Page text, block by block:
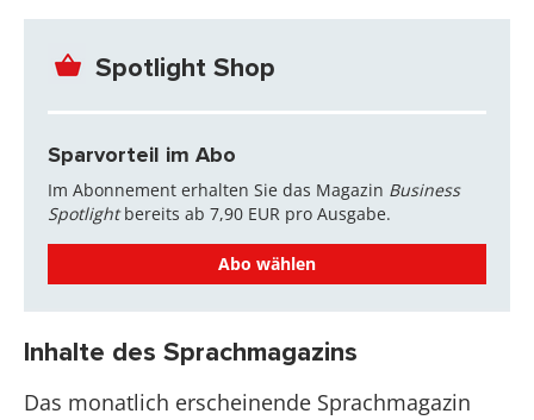
Spotlight Shop
Sparvorteil im Abo
Im Abonnement erhalten Sie das Magazin Business
Spotlightbereits ab 7,90 EUR pro Ausgabe.
Abo wählen
Inhalte des Sprachmagazins
Das monatlich erscheinende Sprachmagazin